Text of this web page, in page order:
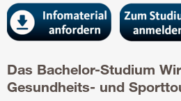
Das Bachelor-Studium
Gesundheits- und